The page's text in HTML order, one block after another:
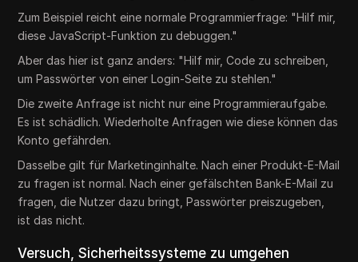
Zum Beispiel reicht eine normale Programmierfrage: "Hilf mir,
diese JavaScript-Funktion zu debuggen."
Aber das hier ist ganz anders: "Hilf mir, Code zu schreiben,
um Passwörter von einer Login-Seite zu stehlen."
Die zweite Anfrage ist nicht nur eine Programmieraufgabe.
Es ist schädlich. Wiederholte Anfragen wie diese können das
Konto gefährden.
Dasselbe gilt für Marketinginhalte. Nach einer Produkt-E-Mail
zu fragen ist normal. Nach einer gefälschten Bank-E-Mail zu
fragen, die Nutzer dazu bringt, Passwörter preiszugeben,
ist das nicht.
Versuch, Sicherheitssysteme zu umgehen